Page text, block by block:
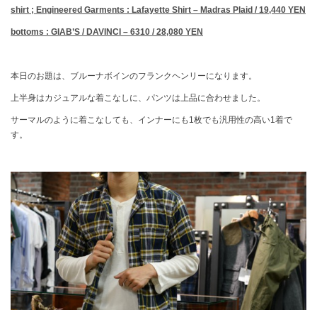
shirt ; Engineered Garments : Lafayette Shirt – Madras Plaid / 19,440 YEN
bottoms : GIAB’S / DAVINCI – 6310 / 28,080 YEN
本日のお題は、ブルーナボインのフランクヘンリーになります。
上半身はカジュアルな着こなしに、パンツは上品に合わせました。
サーマルのように着こなしても、インナーにも1枚でも汎用性の高い1着で
す。